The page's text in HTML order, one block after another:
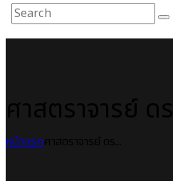
หน้าแรก